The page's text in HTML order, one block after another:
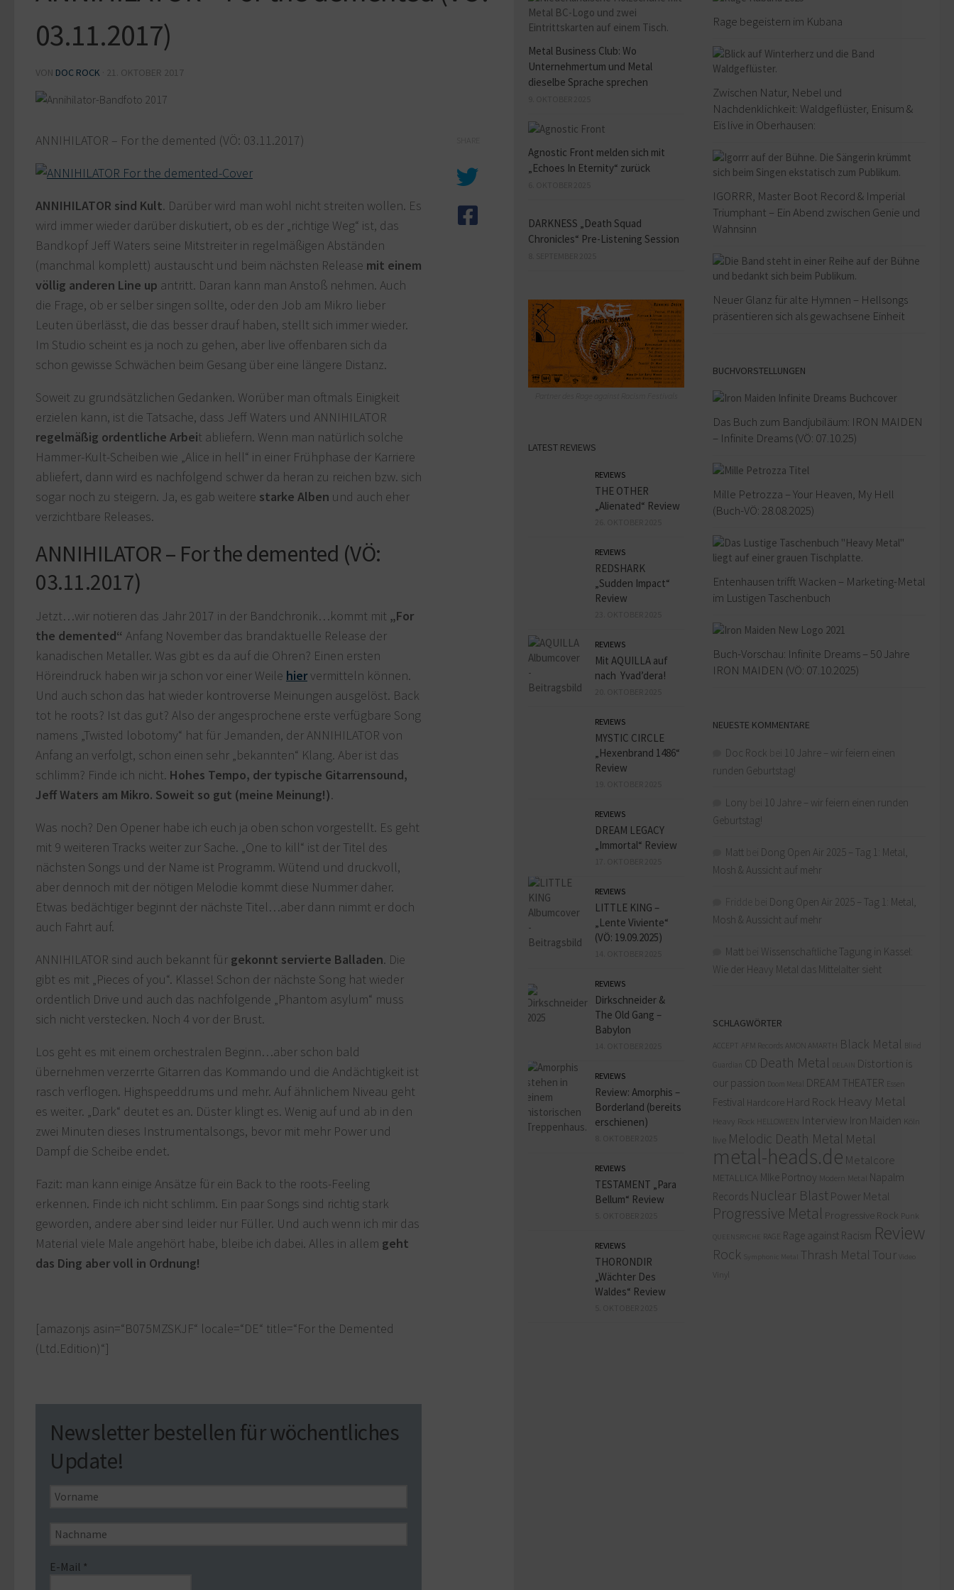
03.11.2017)
VON DOC ROCK 21. OKTOBER 2017
ANNIHILATOR – For the demented (VÖ: 03.11.2017)
ANNIHILATOR sind Kult. Darüber wird man wohl nicht streiten wollen. Es
wird immer wieder darüber diskutiert, ob es der „richtige Weg“ ist, das
Bandkopf Jeff Waters seine Mitstreiter in regelmäßigen Abständen
(manchmal komplett) austauscht und beim nächsten Release mit einem
völlig anderen Line up antritt. Daran kann man Anstoß nehmen. Auch
die Frage, ob er selber singen sollte, oder den Job am Mikro lieber
Leuten überlässt, die das besser drauf haben, stellt sich immer wieder.
Im Studio scheint es ja noch zu gehen, aber live offenbaren sich da
schon gewisse Schwächen beim Gesang über eine längere Distanz.
Soweit zu grundsätzlichen Gedanken. Worüber man oftmals Einigkeit
erzielen kann, ist die Tatsache, dass Jeff Waters und ANNIHILATOR
regelmäßig ordentliche Arbeit abliefern. Wenn man natürlich solche
Hammer-Kult-Scheiben wie „Alice in hell“ in einer Frühphase der Karriere
abliefert, dann wird es nachfolgend schwer da heran zu reichen bzw. sich
sogar noch zu steigern. Ja, es gab weitere starke Alben und auch eher
verzichtbare Releases.
ANNIHILATOR – For the demented (VÖ:
03.11.2017)
Jetzt…wir notieren das Jahr 2017 in der Bandchronik…kommt mit „For
the demented“ Anfang November das brandaktuelle Release der
kanadischen Metaller. Was gibt es da auf die Ohren? Einen ersten
Höreindruck haben wir ja schon vor einer Weile hiervermitteln können.
Und auch schon das hat wieder kontroverse Meinungen ausgelöst. Back
tot he roots? Ist das gut? Also der angesprochene erste verfügbare Song
namens „Twisted lobotomy“ hat für Jemanden, der ANNIHILATOR von
Anfang an verfolgt, schon einen sehr „bekannten“ Klang. Aber ist das
schlimm? Finde ich nicht. Hohes Tempo, der typische Gitarrensound,
Jeff Waters am Mikro. Soweit so gut (meine Meinung!).
Was noch? Den Opener habe ich euch ja oben schon vorgestellt. Es geht
mit 9 weiteren Tracks weiter zur Sache. „One to kill“ ist der Titel des
nächsten Songs und der Name ist Programm. Wütend und druckvoll,
aber dennoch mit der nötigen Melodie kommt diese Nummer daher.
Etwas bedächtiger beginnt der nächste Titel…aber dann nimmt er doch
auch Fahrt auf.
ANNIHILATOR sind auch bekannt für gekonnt servierte Balladen. Die
gibt es mit „Pieces of you“. Klasse! Schon der nächste Song hat wieder
ordentlich Drive und auch das nachfolgende „Phantom asylum“ muss
sich nicht verstecken. Noch 4 vor der Brust.
Los geht es mit einem orchestralen Beginn…aber schon bald
übernehmen verzerrte Gitarren das Kommando und die Andächtigkeit ist
rasch verflogen. Highspeeddrums und mehr. Auf ähnlichem Niveau geht
es weiter. „Dark“ deutet es an. Düster klingt es. Wenig auf und ab in den
zwei Minuten dieses Instrumentalsongs, bevor mit mehr Power und
Dampf die Scheibe endet.
Fazit: man kann einige Ansätze für ein Back to the roots-Feeling
erkennen. Finde ich nicht schlimm. Ein paar Songs sind richtig stark
geworden, andere aber sind leider nur Füller. Und auch wenn ich mir das
Material viele Male angehört habe, bleibe ich dabei. Alles in allem geht
das Ding aber voll in Ordnung!
[amazonjs asin=“B075MZSKJF“ locale=“DE“ title=“For the Demented
(Ltd.Edition)“]
Newsletter bestellen für wöchentliches
Update!
E-Mail *
Rage begeistern im Kubana
Zwischen Natur, Nebel und
Nachdenklichkeit: Waldgeflüster, Enisum &
Eïs live in Oberhausen:
IGORRR, Master Boot Record & Imperial
Triumphant – Ein Abend zwischen Genie und
Wahnsinn
Neuer Glanz für alte Hymnen – Hellsongs
präsentieren sich als gewachsene Einheit
BUCHVORSTELLUNGEN
Das Buch zum Bandjubiläum: IRON MAIDEN
– Infinite Dreams (VÖ: 07.10.25)
Mille Petrozza – Your Heaven, My Hell
(Buch-VÖ: 28.08.2025)
Entenhausen trifft Wacken – Marketing-Metal
im Lustigen Taschenbuch
Buch-Vorschau: Infinite Dreams – 50 Jahre
IRON MAIDEN (VÖ: 07.10.2025)
NEUESTE KOMMENTARE
Doc Rock
10 Jahre – wir feiern einen
runden Geburtstag!
Lony
10 Jahre – wir feiern einen runden
Geburtstag!
Matt
Dong Open Air 2025 – Tag 1: Metal,
Mosh & Aussicht auf mehr
Dong Open Air 2025 – Tag 1: Metal,
Mosh & Aussicht auf mehr
Matt
Wissenschaftliche Tagung in Kassel:
Wie der Heavy Metal das Mittelalter sieht
SCHLAGWÖRTER
ACCEPT AFM Records AMON AMARTH Black Metal
Blind
CD Death Metal
Distortion is
our passion
Doom Metal DREAM THEATER
Festival Hardcore Hard Rock Heavy Metal
Heavy Rock HELLOWEEN Interview Iron Maiden Köln
live Melodic Death Metal Metal
metal-heads.de Metalcore
METALLICA MIke Portnoy Modern Metal
Napalm
Records Nuclear Blast Power Metal
Progressive Metal Progressive Rock Punk
RAGE Rage against Racism Review
Rock Symphonic Metal Thrash Metal Tour Video
Metal Business Club: Wo
Unternehmertum und Metal
dieselbe Sprache sprechen
Agnostic Front melden sich mit
„Echoes In Eternity“ zurück
DARKNESS „Death Squad
Chronicles“ Pre-Listening Session
LATEST REVIEWS
REVIEWS
THE OTHER
„Alienated“ Review
REVIEWS
REDSHARK
„Sudden Impact“
Review
REVIEWS
Mit AQUILLA auf
nach Yvad’dera!
REVIEWS
MYSTIC CIRCLE
„Hexenbrand 1486“
Review
REVIEWS
DREAM LEGACY
„Immortal“ Review
REVIEWS
LITTLE KING –
„Lente Viviente“
(VÖ: 19.09.2025)
REVIEWS
Dirkschneider &
The Old Gang –
Babylon
REVIEWS
Review: Amorphis –
Borderland (bereits
erschienen)
REVIEWS
TESTAMENT „Para
Bellum“ Review
REVIEWS
THORONDIR
„Wächter Des
Waldes“ Review